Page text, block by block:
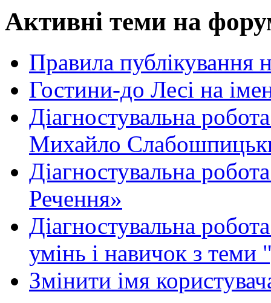
Активні теми на
Правила публікування
Гостини-до Лесі на
Діагностувальна
Михайло
Діагностувальна
Речення»
Діагностувальна
умінь і навичок з теми
Змінити імя